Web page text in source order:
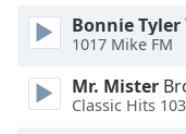
Done
Dialog
End
Bonnie Tyler
1017 Mike FM
Mr. Mister
Classic Hits